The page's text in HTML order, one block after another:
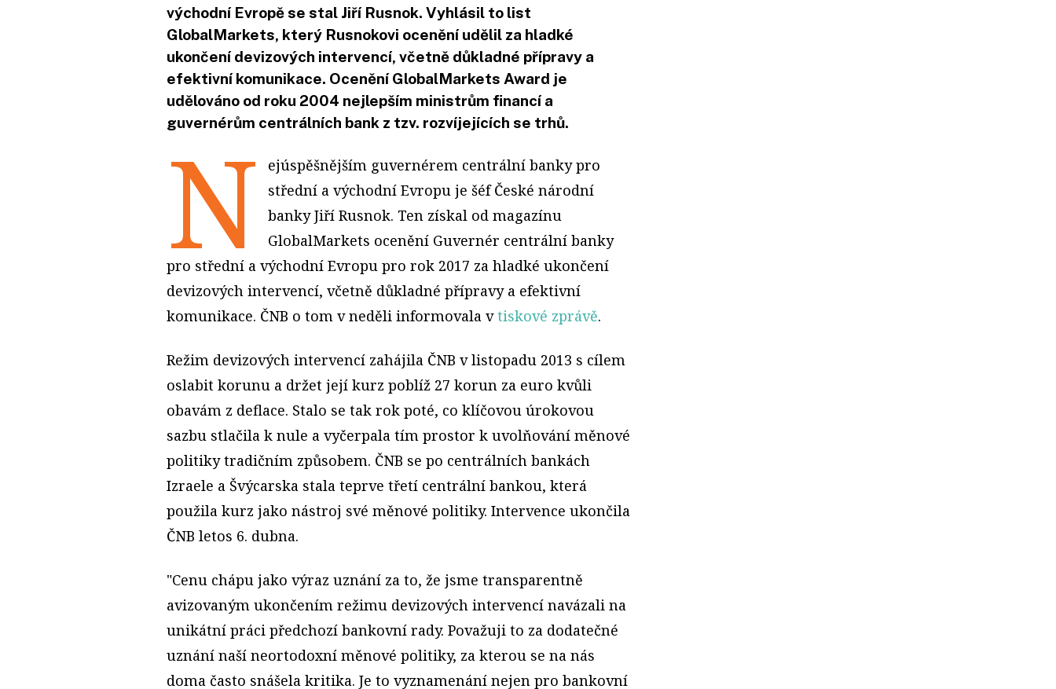
východní Evropě se stal Jiří Rusnok. Vyhlásil to list
GlobalMarkets, který Rusnokovi ocenění udělil za hladké
ukončení devizových intervencí, včetně důkladné přípravy a
efektivní komunikace. Ocenění GlobalMarkets Award je
udělováno od roku 2004 nejlepším ministrům financí a
guvernérům centrálních bank z tzv. rozvíjejících se trhů.
N
ejúspěšnějším guvernérem centrální banky pro
střední a východní Evropu je šéf České národní
banky Jiří Rusnok. Ten získal od magazínu
GlobalMarkets ocenění Guvernér centrální banky
pro střední a východní Evropu pro rok 2017 za hladké ukončení
devizových intervencí, včetně důkladné přípravy a efektivní
komunikace. ČNB o tom v neděli informovala vtiskové zprávě.
Režim devizových intervencí zahájila ČNB v listopadu 2013 s cílem
oslabit korunu a držet její kurz poblíž 27 korun za euro kvůli
obavám z deflace. Stalo se tak rok poté, co klíčovou úrokovou
sazbu stlačila k nule a vyčerpala tím prostor k uvolňování měnové
politiky tradičním způsobem. ČNB se po centrálních bankách
Izraele a Švýcarska stala teprve třetí centrální bankou, která
použila kurz jako nástroj své měnové politiky. Intervence ukončila
ČNB letos 6. dubna.
"Cenu chápu jako výraz uznání za to, že jsme transparentně
avizovaným ukončením režimu devizových intervencí navázali na
unikátní práci předchozí bankovní rady. Považuji to za dodatečné
uznání naší neortodoxní měnové politiky, za kterou se na nás
doma často snášela kritika. Je to vyznamenání nejen pro bankovní